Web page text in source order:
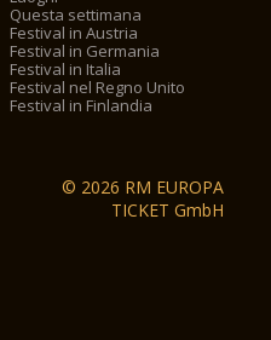
Questa settimana
Festival in Austria
Festival in Germania
Festival in Italia
Festival nel Regno Unito
Festival in Finlandia
© 2026 RM EUROPA
TICKET GmbH